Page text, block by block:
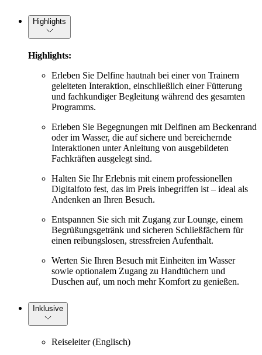
Highlights
Highlights:
Erleben Sie Delfine hautnah bei einer von Trainern
geleiteten Interaktion, einschließlich einer Fütterung
und fachkundiger Begleitung während des gesamten
Programms.
Erleben Sie Begegnungen mit Delfinen am Beckenrand
oder im Wasser, die auf sichere und bereichernde
Interaktionen unter Anleitung von ausgebildeten
Fachkräften ausgelegt sind.
Halten Sie Ihr Erlebnis mit einem professionellen
Digitalfoto fest, das im Preis inbegriffen ist – ideal als
Andenken an Ihren Besuch.
Entspannen Sie sich mit Zugang zur Lounge, einem
Begrüßungsgetränk und sicheren Schließfächern für
einen reibungslosen, stressfreien Aufenthalt.
Werten Sie Ihren Besuch mit Einheiten im Wasser
sowie optionalem Zugang zu Handtüchern und
Duschen auf, um noch mehr Komfort zu genießen.
Inklusive
Reiseleiter (Englisch)